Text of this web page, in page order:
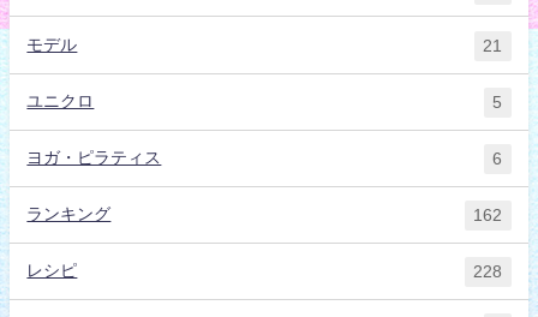
モデル 21
ユニクロ 5
ヨガ・ピラティス 6
ランキング 162
レシピ 228